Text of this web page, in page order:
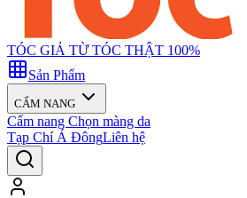
TÓC GIẢ TỪ TÓC THẬT 100%
Sản Phẩm
CẨM NANG
Cẩm nang Chọn màng da
Tạp Chí Á ĐôngLiên hệ